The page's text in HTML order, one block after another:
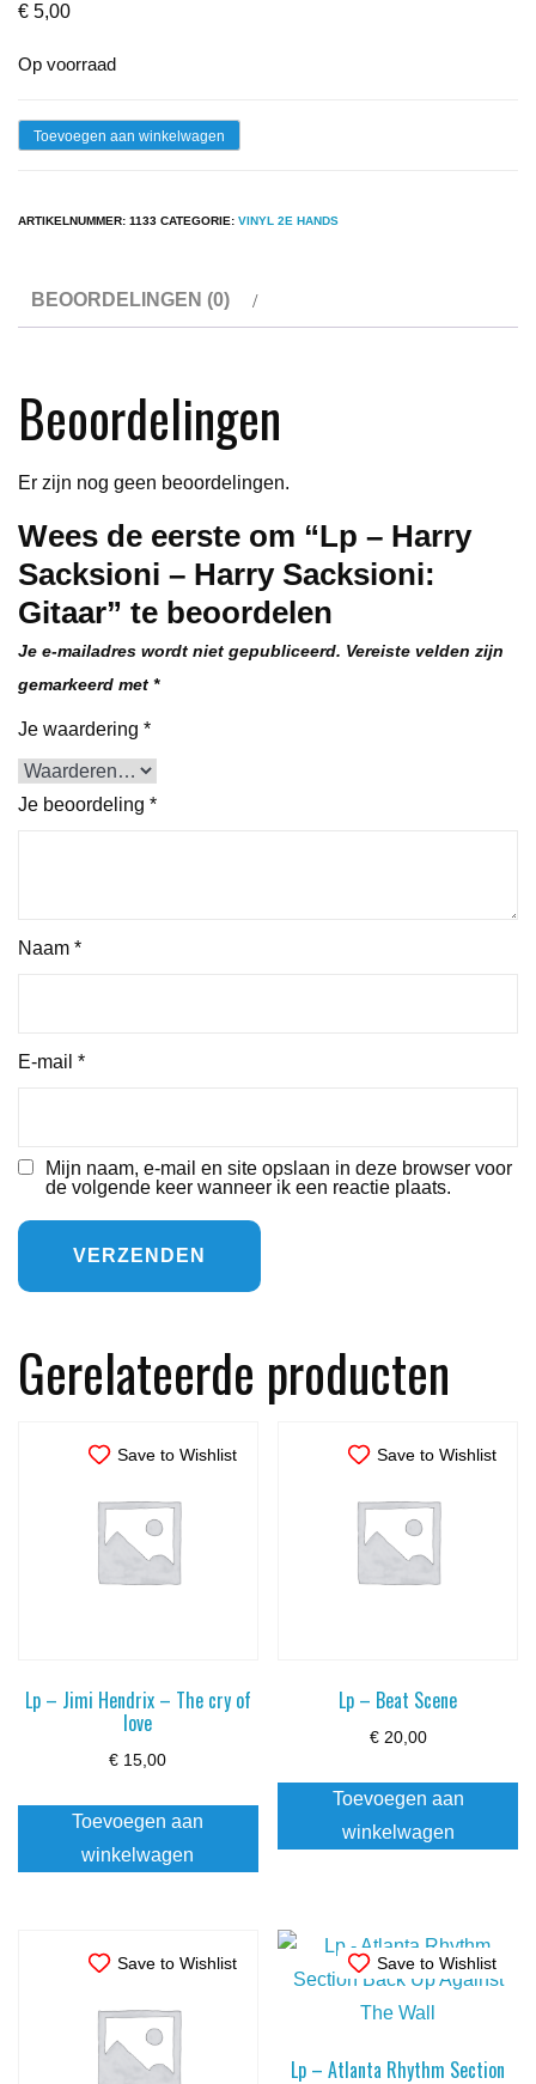
€ 5,00
Op voorraad
Lp
Harry
aantal
Toevoegen aan winkelwagen
ARTIKELNUMMER: 1133 CATEGORIE: VINYL 2E HANDS
BEOORDELINGEN (0)
Beoordelingen
Er zijn nog geen beoordelingen.
Wees de eerste om “Lp – Harry
Sacksioni – Harry Sacksioni:
Gitaar” te beoordelen
Je e-mailadres wordt niet gepubliceerd. Vereiste velden zijn
gemarkeerd met *
Je waardering *
Je beoordeling *
Naam *
E-mail *
Mijn naam, e-mail en site opslaan in deze browser voor
de volgende keer wanneer ik een reactie plaats.
Gerelateerde producten
Save to Wishlist
Lp – Jimi Hendrix – The cry of
love
€ 15,00
Toevoegen aan
winkelwagen
Save to Wishlist
Lp – Beat Scene
€20,00
Toevoegen aan
winkelwagen
Save to Wishlist Save to Wishlist
Lp – Atlanta Rhythm Section